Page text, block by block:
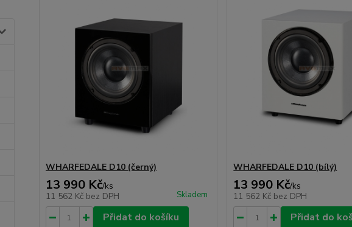
WHARFEDALE D10 (černý)
13 990 Kč/ks
11 562 Kč bez DPH Skladem
Přidat do košíku
WHARFEDALE D10 (bílý)
13 990 Kč/ks
11 562 Kč bez DPH
Přidat do